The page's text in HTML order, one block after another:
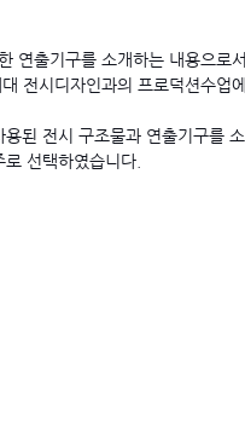
연출기구를 소개하는 내용으로
전시디자인과의 프로덕션수업
된 전시 구조물과 연출기구를
선택하였습니다.